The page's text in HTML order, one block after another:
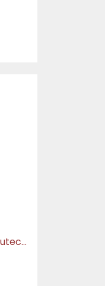
Ultimate Mains Cables Furutech NCF